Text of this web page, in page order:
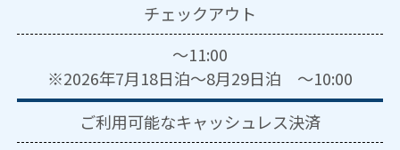
チェックアウト
～11:00
※2026年7月18日泊～8月29日泊 ～10:00
ご利用可能なキャッシュレス決済